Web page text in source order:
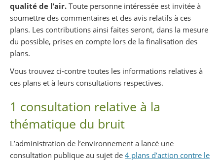
qualité de l’air. Toute personne intéressée est invitée à
soumettre des commentaires et des avis relatifs à ces
plans. Les contributions ainsi faites seront, dans la mesure
du possible, prises en compte lors de la finalisation des
plans.
Vous trouvez ci-contre toutes les informations relatives à
ces plans et à leurs consultations respectives.
1 consultation relative à la
thématique du bruit
L’administration de l’environnement a lancé une
consultation publique au sujet de 4 plans d’action contre le